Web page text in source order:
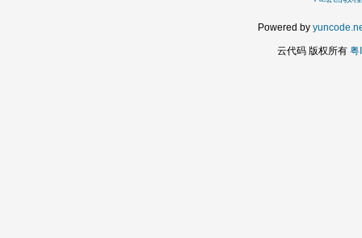
Powered by
云代码 版权所有 粤